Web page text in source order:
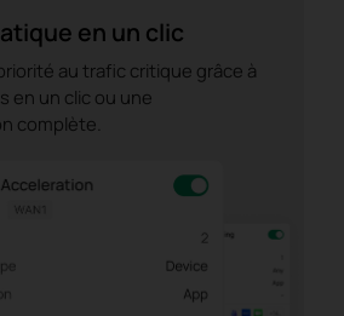
en un clic
au trafic critique grâce à
en un clic ou une
complète.